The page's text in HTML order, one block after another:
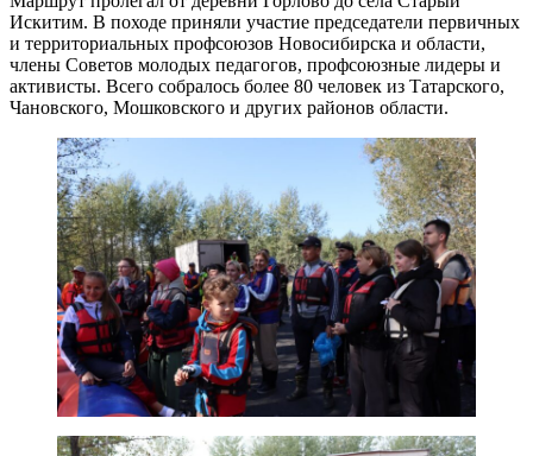
Искитим. В походе приняли участие председатели первичных
и территориальных профсоюзов Новосибирска и области,
члены Советов молодых педагогов, профсоюзные лидеры и
активисты. Всего собралось более 80 человек из Татарского,
Чановского, Мошковского и других районов области.